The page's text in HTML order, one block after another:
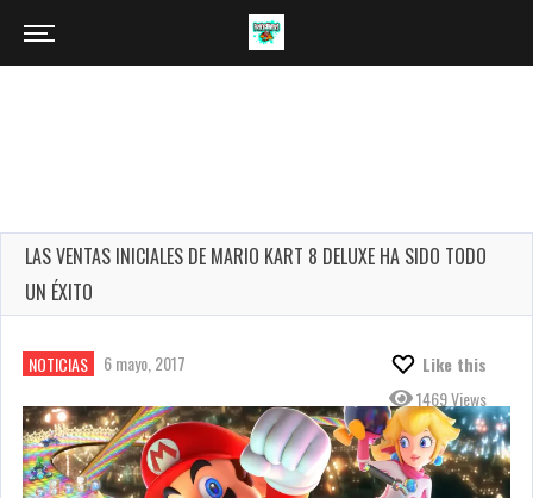
LAS VENTAS INICIALES DE MARIO KART 8 DELUXE HA SIDO TODO
UN ÉXITO
NOTICIAS 6 mayo, 2017
Like this
1469 Views